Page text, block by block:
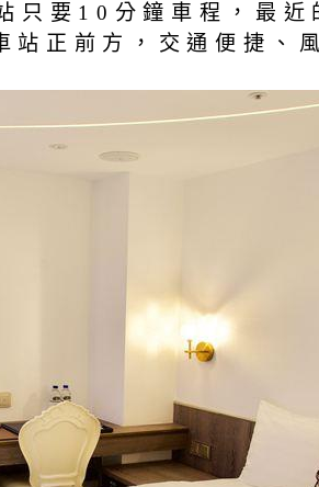
只要10分鐘車程，最
正前方，交通便捷、